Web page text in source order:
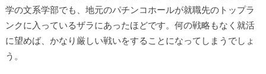
学の文系学部でも、地元のパチンコホールが就職先のトップラ
ンクに入っているザラにあったほどです。何の戦略もなく就活
に望めば、かなり厳しい戦いをすることになってしまうでしょ
う。